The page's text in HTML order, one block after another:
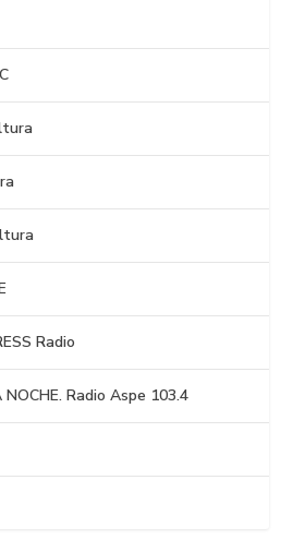
Radio
NOCHE. Radio Aspe 103.4